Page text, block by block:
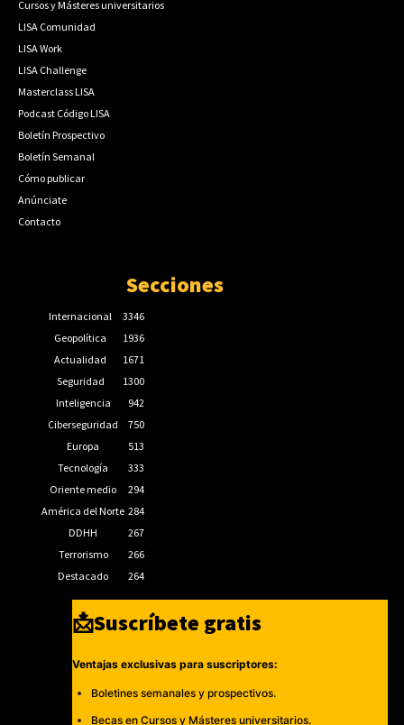
Cursos y Másteres universitarios
LISA Comunidad
LISA Work
LISA Challenge
Masterclass LISA
Podcast Código LISA
Boletín Prospectivo
Boletín Semanal
Cómo publicar
Anúnciate
Contacto
Secciones
Internacional
3346
Geopolítica
1936
Actualidad
1671
Seguridad
1300
Inteligencia
942
Ciberseguridad
750
Europa
513
Tecnología
333
Oriente medio
294
América del Norte 284
DDHH
267
Terrorismo
266
Destacado
264
📩Suscríbete gratis
Ventajas exclusivas para suscriptores:
Boletines semanales y prospectivos.
Becas en Cursos y Másteres universitarios.